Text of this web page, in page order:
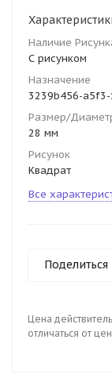
Наличие
С рисунком
Назначение
3239b456-
Размер/
28 мм
Рисунок
Квадрат
Все
Поделиться
Цена
отличаться от